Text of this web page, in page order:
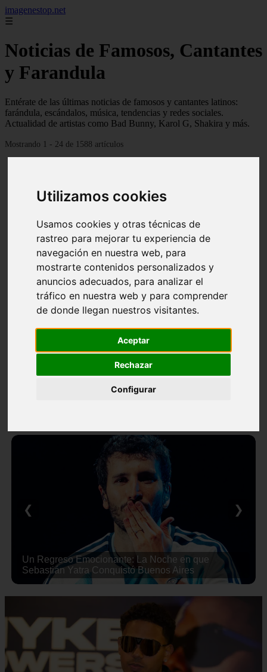
Utilizamos cookies
Usamos cookies y otras técnicas de
rastreo para mejorar tu experiencia de
navegación en nuestra web, para
mostrarte contenidos personalizados y
anuncios adecuados, para analizar el
tráfico en nuestra web y para comprender
de donde llegan nuestros visitantes.
Aceptar
Rechazar
Configurar
imagenestop.net
☰
Noticias de Famosos, Cantantes
y Farandula
Entérate de las últimas noticias de famosos y cantantes latinos:
farándula, escándalos, música, tendencias y redes sociales.
Actualidad de artistas como Bad Bunny, Karol G, Shakira y más.
Mostrando 1 - 24 de 1588 artículos
Un Regreso Emocionante: La Noche en que
Sebastián Yatra Conquistó Buenos Aires
❮ ❯